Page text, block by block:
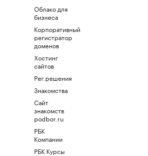
Облако для
бизнеса
Корпоративный
регистратор
доменов
Хостинг
сайтов
Рег.решения
Знакомства
Сайт
знакомств
podbor.ru
РБК
Компании
РБК Курсы